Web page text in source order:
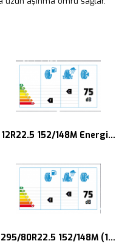
12R22.5 152/148M Energia
EG5500
295/80R22.5 152/148M (154/